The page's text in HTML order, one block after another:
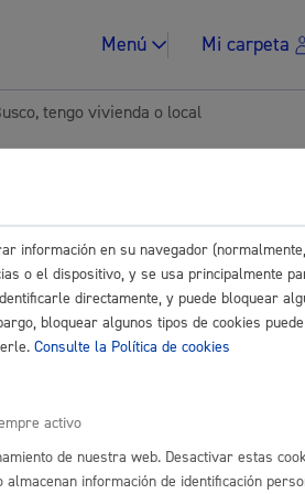
Menú Mi carpeta
Impuestos y
tengo vivienda o local
Buscar
o recursos en un expediente
información en su navegador
o el dispositivo, y se usa principalmente
directamente, y puede bloquear
bloquear algunos tipos de cookies
Consulte la Política de cookies
activo
de nuestra web. Desactivar estas
información de identificación